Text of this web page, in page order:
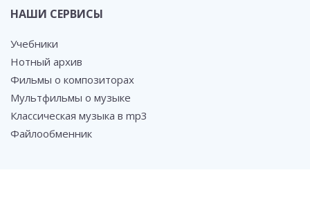
НАШИ СЕРВИСЫ
Учебники
Нотный архив
Фильмы о композиторах
Мультфильмы о музыке
Классическая музыка в mp3
Файлообменник